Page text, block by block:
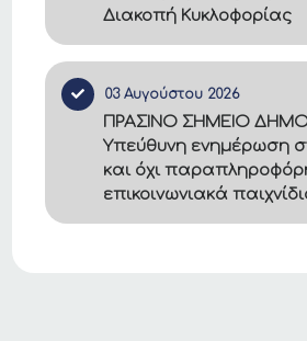
Διακοπή Κυκλοφορίας
03 Αυγούστου 2026
ΠΡΑΣΙΝΟ ΣΗΜΕΙΟ
Υπεύθυνη ενημέρωση
και όχι
επικοινωνιακά